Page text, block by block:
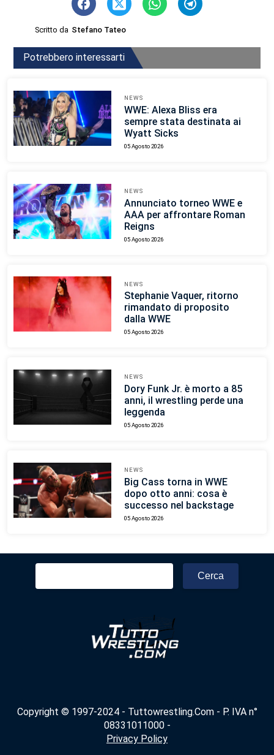
Scritto da Stefano Tateo
Potrebbero interessarti
NEWS
WWE: Alexa Bliss era
sempre stata destinata ai
Wyatt Sicks
05 Agosto 2026
NEWS
Annunciato torneo WWE e
AAA per affrontare Roman
Reigns
05 Agosto 2026
NEWS
Stephanie Vaquer, ritorno
rimandato di proposito
dalla WWE
05 Agosto 2026
NEWS
Dory Funk Jr. è morto a 85
anni, il wrestling perde una
leggenda
05 Agosto 2026
NEWS
Big Cass torna in WWE
dopo otto anni: cosa è
successo nel backstage
05 Agosto 2026
Ricerca
Copyright © 1997-2024 - Tuttowrestling.Com - P. IVA n°
08331011000 -
Privacy Policy